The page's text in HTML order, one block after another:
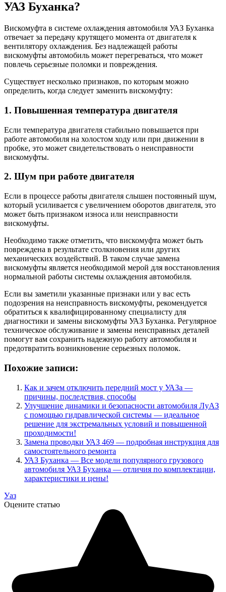
УАЗ Буханка?
Вискомуфта в системе охлаждения автомобиля УАЗ Буханка
отвечает за передачу крутящего момента от двигателя к
вентилятору охлаждения. Без надлежащей работы
вискомуфты автомобиль может перегреваться, что может
повлечь серьезные поломки и повреждения.
Существует несколько признаков, по которым можно
определить, когда следует заменить вискомуфту:
1. Повышенная температура двигателя
Если температура двигателя стабильно повышается при
работе автомобиля на холостом ходу или при движении в
пробке, это может свидетельствовать о неисправности
вискомуфты.
2. Шум при работе двигателя
Если в процессе работы двигателя слышен постоянный шум,
который усиливается с увеличением оборотов двигателя, это
может быть признаком износа или неисправности
вискомуфты.
Необходимо также отметить, что вискомуфта может быть
повреждена в результате столкновения или других
механических воздействий. В таком случае замена
вискомуфты является необходимой мерой для восстановления
нормальной работы системы охлаждения автомобиля.
Если вы заметили указанные признаки или у вас есть
подозрения на неисправность вискомуфты, рекомендуется
обратиться к квалифицированному специалисту для
диагностики и замены вискомуфты УАЗ Буханка. Регулярное
техническое обслуживание и замены неисправных деталей
помогут вам сохранить надежную работу автомобиля и
предотвратить возникновение серьезных поломок.
Похожие записи:
Как и зачем отключить передний мост у УАЗа —
причины, последствия, способы
Улучшение динамики и безопасности автомобиля ЛуАЗ
с помощью гидравлической системы — идеальное
решение для экстремальных условий и повышенной
проходимости!
Замена проводки УАЗ 469 — подробная инструкция для
самостоятельного ремонта
УАЗ Буханка — Все модели популярного грузового
автомобиля УАЗ Буханка — отличия по комплектации,
характеристики и цены!
Уаз
Оцените статью